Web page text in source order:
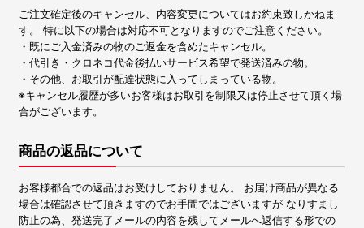
ご注文確定後のキャンセル、内容変更についてはお約束致しかねま
す。 特に以下の場合は対応不可となりますのでご注意ください。
・既にご入金済みの物のご返金を含めたキャンセル。
・代引き・クロネコ代金後払いサービス希望で発送済みの物。
・その他、お取引が配達状態に入ってしまっている物。
※キャンセル履歴が多いお客様はお取引を制限又は停止させて頂く場
合がございます。
商品の返品について
お客様都合での返品はお受けしておりません。 お届け商品が異なる
場合は確認させて頂きますのでお手間ではございますが なりすまし
防止の為、発送完了メールの内容を残してメールへ返信する形での